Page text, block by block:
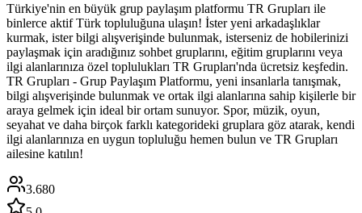
Türkiye'nin en büyük grup paylaşım platformu TR Grupları ile
binlerce aktif Türk topluluğuna ulaşın! İster yeni arkadaşlıklar
kurmak, ister bilgi alışverişinde bulunmak, isterseniz de hobilerinizi
paylaşmak için aradığınız sohbet gruplarını, eğitim gruplarını veya
ilgi alanlarınıza özel toplulukları TR Grupları'nda ücretsiz keşfedin.
TR Grupları - Grup Paylaşım Platformu, yeni insanlarla tanışmak,
bilgi alışverişinde bulunmak ve ortak ilgi alanlarına sahip kişilerle bir
araya gelmek için ideal bir ortam sunuyor. Spor, müzik, oyun,
seyahat ve daha birçok farklı kategorideki gruplara göz atarak, kendi
ilgi alanlarınıza en uygun topluluğu hemen bulun ve TR Grupları
ailesine katılın!
3.680